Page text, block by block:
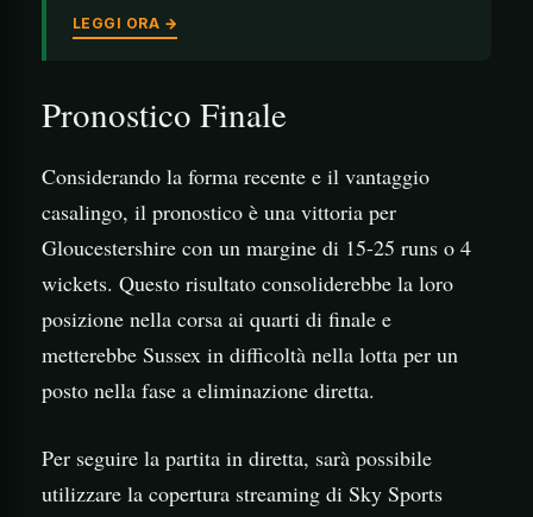
LEGGI ORA →
Pronostico Finale
Considerando la forma recente e il vantaggio
casalingo, il pronostico è una vittoria per
Gloucestershire con un margine di 15-25 runs o 4
wickets. Questo risultato consoliderebbe la loro
posizione nella corsa ai quarti di finale e
metterebbe Sussex in difficoltà nella lotta per un
posto nella fase a eliminazione diretta.
Per seguire la partita in diretta, sarà possibile
utilizzare la copertura streaming di Sky Sports